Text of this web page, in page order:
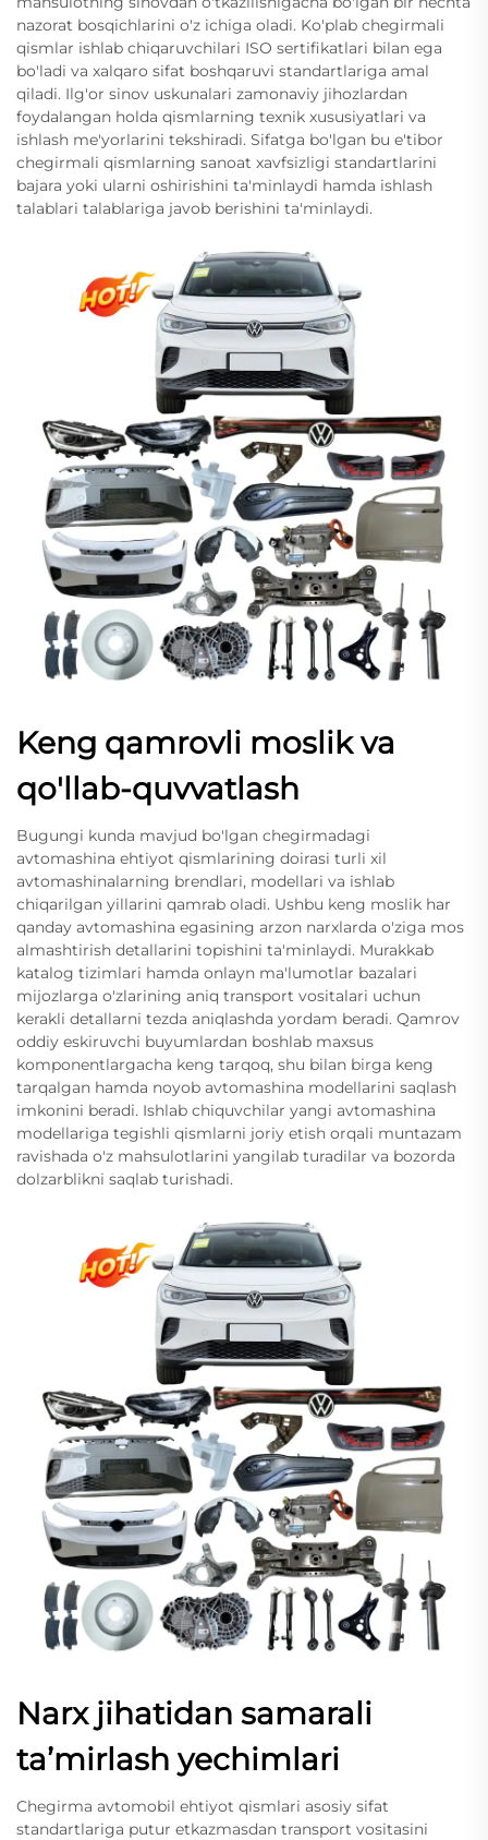
nazorat bosqichlarini o'z ichiga oladi. Ko'plab chegirmali
qismlar ishlab chiqaruvchilari ISO sertifikatlari bilan ega
bo'ladi va xalqaro sifat boshqaruvi standartlariga amal
qiladi. Ilg'or sinov uskunalari zamonaviy jihozlardan
foydalangan holda qismlarning texnik xususiyatlari va
ishlash me'yorlarini tekshiradi. Sifatga bo'lgan bu e'tibor
chegirmali qismlarning sanoat xavfsizligi standartlarini
bajara yoki ularni oshirishini ta'minlaydi hamda ishlash
talablari talablariga javob berishini ta'minlaydi.
Keng qamrovli moslik va
qo'llab-quvvatlash
Bugungi kunda mavjud bo'lgan chegirmadagi
avtomashina ehtiyot qismlarining doirasi turli xil
avtomashinalarning brendlari, modellari va ishlab
chiqarilgan yillarini qamrab oladi. Ushbu keng moslik har
qanday avtomashina egasining arzon narxlarda o'ziga mos
almashtirish detallarini topishini ta'minlaydi. Murakkab
katalog tizimlari hamda onlayn ma'lumotlar bazalari
mijozlarga o'zlarining aniq transport vositalari uchun
kerakli detallarni tezda aniqlashda yordam beradi. Qamrov
oddiy eskiruvchi buyumlardan boshlab maxsus
komponentlargacha keng tarqoq, shu bilan birga keng
tarqalgan hamda noyob avtomashina modellarini saqlash
imkonini beradi. Ishlab chiquvchilar yangi avtomashina
modellariga tegishli qismlarni joriy etish orqali muntazam
ravishada o'z mahsulotlarini yangilab turadilar va bozorda
dolzarblikni saqlab turishadi.
Narx jihatidan samarali
taʼmirlash yechimlari
Chegirma avtomobil ehtiyot qismlari asosiy sifat
standartlariga putur etkazmasdan transport vositasini